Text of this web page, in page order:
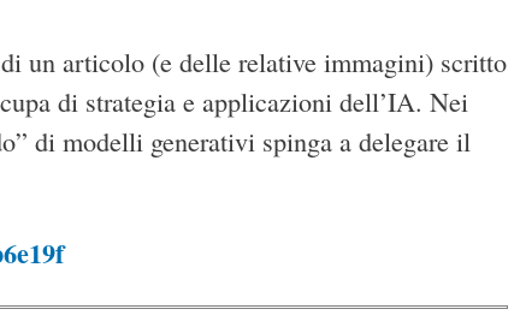
un articolo (e delle relative immagini) scritto
di strategia e applicazioni dell’IA. Nei
di modelli generativi spinga a delegare il